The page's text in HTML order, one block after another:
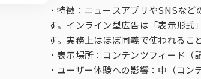
Car-kit®
UGO-kit®
・特徴：ニュースアプリやSNSな
す。インライン型広告は「表示形
す。実務上はほぼ同義で使われるこ
・表示場所：コンテンツフィード（
・ユーザー体験への影響：中（コン